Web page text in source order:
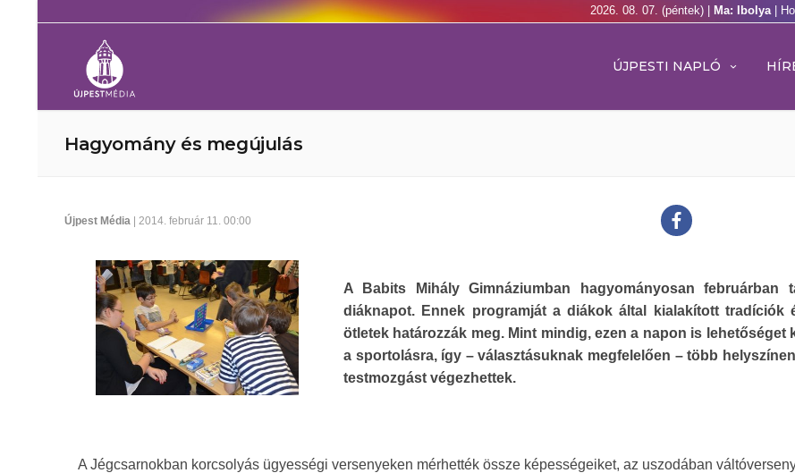
2026. 08. 07. (péntek) | Ma: Ibolya |
ÚJPESTI NAPLÓ
Hagyomány és megújulás
Újpest Média | 2014. február 11. 00:00
A Babits Mihály Gimnáziumban hagyományosan februárban
diáknapot. Ennek programját a diákok által kialakított tradíciók
ötletek határozzák meg. Mint mindig, ezen a napon is lehetőséget
a sportolásra, így – választásuknak megfelelően – több
testmozgást végezhettek.
A Jégcsarnokban korcsolyás ügyességi versenyeken mérhették össze képességeiket, az uszodában